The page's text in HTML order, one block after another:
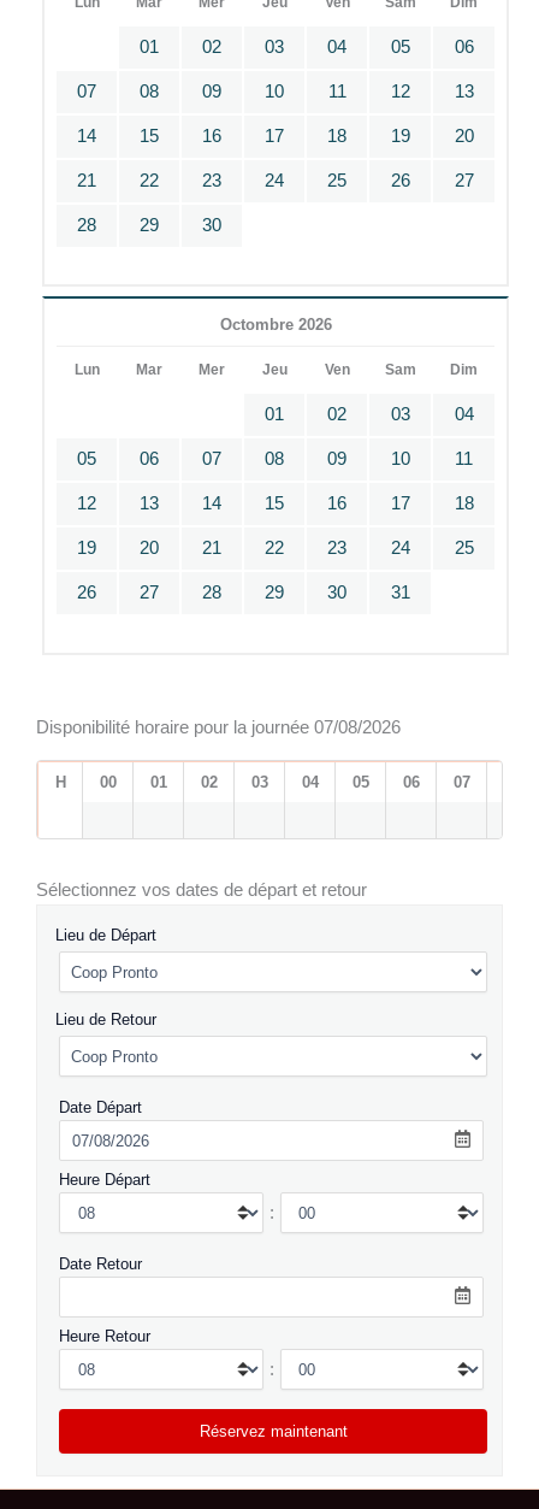
01 02 03 04 05 06
07 08 09 10 11 12 13
14 15 16 17 18 19 20
21 22 23 24 25 26 27
28 29 30
Octombre 2026
Lun Mar Mer Jeu Ven Sam Dim
01 02 03 04
05 06 07 08 09 10 11
12 13 14 15 16 17 18
19 20 21 22 23 24 25
26 27 28 29 30 31
Disponibilité horaire pour la journée 07/08/2026
H 00 01 02 03 04 05 06 07
Sélectionnez vos dates de départ et retour
Lieu de Départ
Lieu de Retour
Date Départ
Heure Départ
:
Date Retour
Heure Retour
: